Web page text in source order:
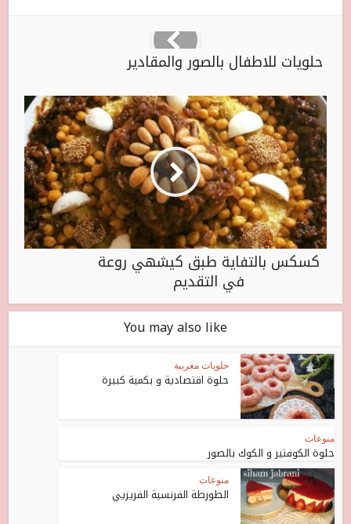
حلويات للاطفال بالصور والمقادير
كسكس بالتفاية طبق كيشهي روعة
في التقديم
You may also like
حلويات مغربية
حلوة اقتصادية و بكمية كبيرة
منوعات
حلوة الكوفتير و الكوك بالصور
منوعات
الطورطة الفرنسية الفريزيي